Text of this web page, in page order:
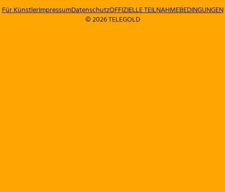
© 2026 TELEGOLD
Für KünstlerImpressumDatenschutzOFFIZIELLE TEILNAHMEBEDINGUNGEN